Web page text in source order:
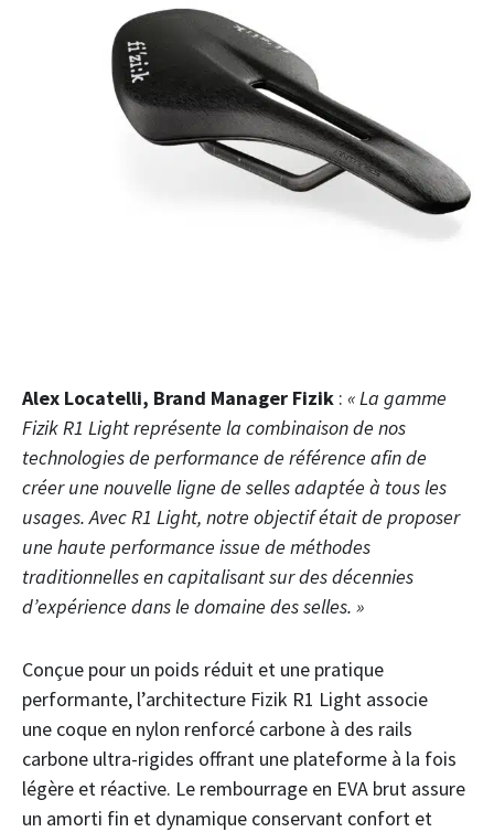
Alex Locatelli, Brand Manager Fizik : « La gamme
Fizik R1 Light représente la combinaison de nos
technologies de performance de référence afin de
créer une nouvelle ligne de selles adaptée à tous les
usages. Avec R1 Light, notre objectif était de proposer
une haute performance issue de méthodes
traditionnelles en capitalisant sur des décennies
d’expérience dans le domaine des selles. »
Conçue pour un poids réduit et une pratique
performante, l’architecture Fizik R1 Light associe
une coque en nylon renforcé carbone à des rails
carbone ultra-rigides offrant une plateforme à la fois
légère et réactive. Le rembourrage en EVA brut assure
un amorti fin et dynamique conservant confort et